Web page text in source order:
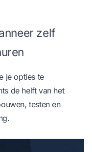
zelf
je opties te
de helft van het
testen en